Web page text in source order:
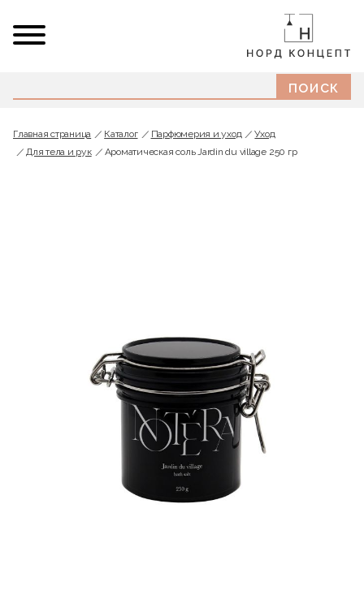
Главная страница Каталог Парфюмерия и уход
Уход
Для тела и рук
Ароматическая соль Jardin du village 250 гр